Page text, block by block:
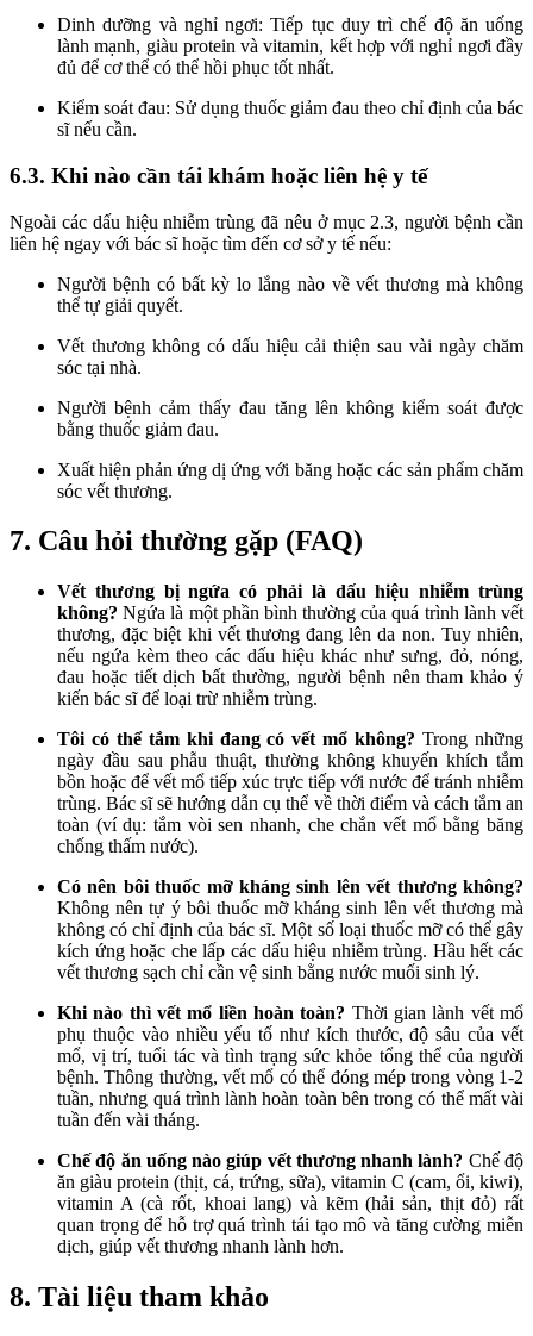
Dinh dưỡng và nghỉ ngơi: Tiếp tục duy trì chế độ ăn uống
lành mạnh, giàu protein và vitamin, kết hợp với nghỉ ngơi đầy
đủ để cơ thể có thể hồi phục tốt nhất.
Kiểm soát đau: Sử dụng thuốc giảm đau theo chỉ định của bác
sĩ nếu cần.
6.3. Khi nào cần tái khám hoặc liên hệ y tế
Ngoài các dấu hiệu nhiễm trùng đã nêu ở mục 2.3, người bệnh cần
liên hệ ngay với bác sĩ hoặc tìm đến cơ sở y tế nếu:
Người bệnh có bất kỳ lo lắng nào về vết thương mà không
thể tự giải quyết.
Vết thương không có dấu hiệu cải thiện sau vài ngày chăm
sóc tại nhà.
Người bệnh cảm thấy đau tăng lên không kiểm soát được
bằng thuốc giảm đau.
Xuất hiện phản ứng dị ứng với băng hoặc các sản phẩm chăm
sóc vết thương.
7. Câu hỏi thường gặp (FAQ)
Vết thương bị ngứa có phải là dấu hiệu nhiễm trùng
không? Ngứa là một phần bình thường của quá trình lành vết
thương, đặc biệt khi vết thương đang lên da non. Tuy nhiên,
nếu ngứa kèm theo các dấu hiệu khác như sưng, đỏ, nóng,
đau hoặc tiết dịch bất thường, người bệnh nên tham khảo ý
kiến bác sĩ để loại trừ nhiễm trùng.
Tôi có thể tắm khi đang có vết mổ không? Trong những
ngày đầu sau phẫu thuật, thường không khuyến khích tắm
bồn hoặc để vết mổ tiếp xúc trực tiếp với nước để tránh nhiễm
trùng. Bác sĩ sẽ hướng dẫn cụ thể về thời điểm và cách tắm an
toàn (ví dụ: tắm vòi sen nhanh, che chắn vết mổ bằng băng
chống thấm nước).
Có nên bôi thuốc mỡ kháng sinh lên vết thương không?
Không nên tự ý bôi thuốc mỡ kháng sinh lên vết thương mà
không có chỉ định của bác sĩ. Một số loại thuốc mỡ có thể gây
kích ứng hoặc che lấp các dấu hiệu nhiễm trùng. Hầu hết các
vết thương sạch chỉ cần vệ sinh bằng nước muối sinh lý.
Khi nào thì vết mổ liền hoàn toàn? Thời gian lành vết mổ
phụ thuộc vào nhiều yếu tố như kích thước, độ sâu của vết
mổ, vị trí, tuổi tác và tình trạng sức khỏe tổng thể của người
bệnh. Thông thường, vết mổ có thể đóng mép trong vòng 1-2
tuần, nhưng quá trình lành hoàn toàn bên trong có thể mất vài
tuần đến vài tháng.
Chế độ ăn uống nào giúp vết thương nhanh lành? Chế độ
ăn giàu protein (thịt, cá, trứng, sữa), vitamin C (cam, ổi, kiwi),
vitamin A (cà rốt, khoai lang) và kẽm (hải sản, thịt đỏ) rất
quan trọng để hỗ trợ quá trình tái tạo mô và tăng cường miễn
dịch, giúp vết thương nhanh lành hơn.
8. Tài liệu tham khảo